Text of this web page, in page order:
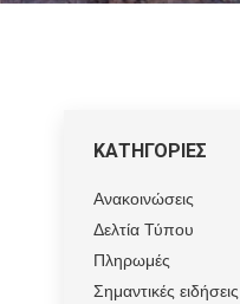
ΚΑΤΗΓΟΡΙΕΣ
Ανακοινώσεις
Δελτία Τύπου
Πληρωμές
Σημαντικές ειδήσεις